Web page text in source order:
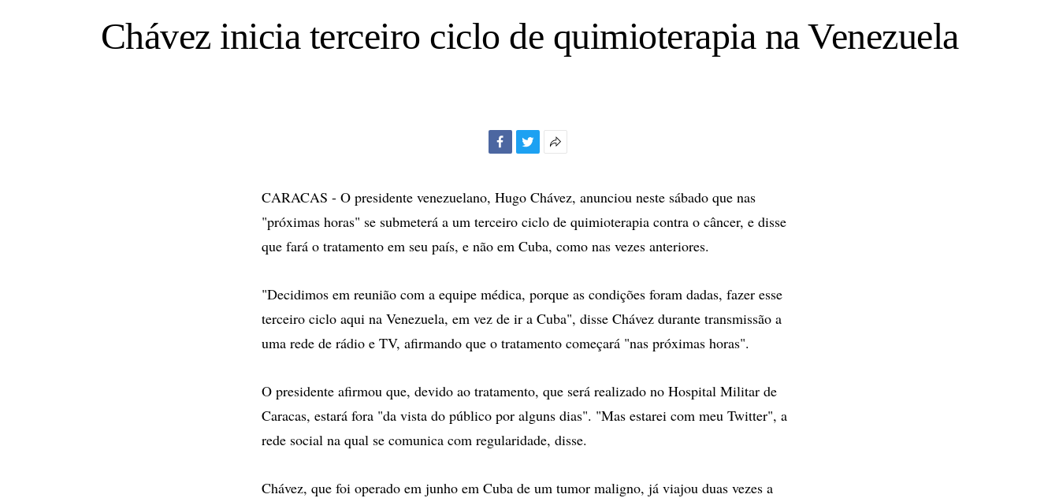
Chávez inicia terceiro ciclo de quimioterapia na Venezuela
compartilhamento
CARACAS - O presidente venezuelano, Hugo Chávez, anunciou neste sábado que nas
"próximas horas" se submeterá a um terceiro ciclo de quimioterapia contra o câncer, e disse
que fará o tratamento em seu país, e não em Cuba, como nas vezes anteriores.
"Decidimos em reunião com a equipe médica, porque as condições foram dadas, fazer esse
terceiro ciclo aqui na Venezuela, em vez de ir a Cuba", disse Chávez durante transmissão a
uma rede de rádio e TV, afirmando que o tratamento começará "nas próximas horas".
O presidente afirmou que, devido ao tratamento, que será realizado no Hospital Militar de
Caracas, estará fora "da vista do público por alguns dias". "Mas estarei com meu Twitter", a
rede social na qual se comunica com regularidade, disse.
Chávez, que foi operado em junho em Cuba de um tumor maligno, já viajou duas vezes a